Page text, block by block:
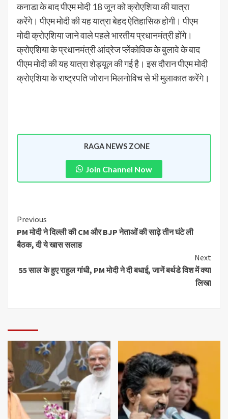
कनाडा के बाद पीएम मोदी 18 जून को क्रोएशिया की यात्रा
करेंगे। पीएम मोदी की यह यात्रा बेहद ऐतिहासिक होगी। पीएम
मोदी क्रोएशिया जाने वाले पहले भारतीय प्रधानमंत्री होंगे।
क्रोएशिया के प्रधानमंत्री आंद्रेज प्लेंकोविक के बुलावे के बाद
पीएम मोदी की यह यात्रा शेड्यूल की गई है। इस दौरान पीएम मोदी
क्रोएशिया के राष्ट्रपति जोरान मिलनोविच से भी मुलाकात करेंगे।
RAGA NEWS ZONE
Join Channel Now
Previous
PM मोदी ने दिल्ली की CM और BJP नेताओं की साढ़े तीन घंटे ली
बैठक, दी ये खास सलाह
Next
55 साल के हुए राहुल गांधी, PM मोदी ने दी बधाई, जानें बर्थडे विश में क्या
लिखा